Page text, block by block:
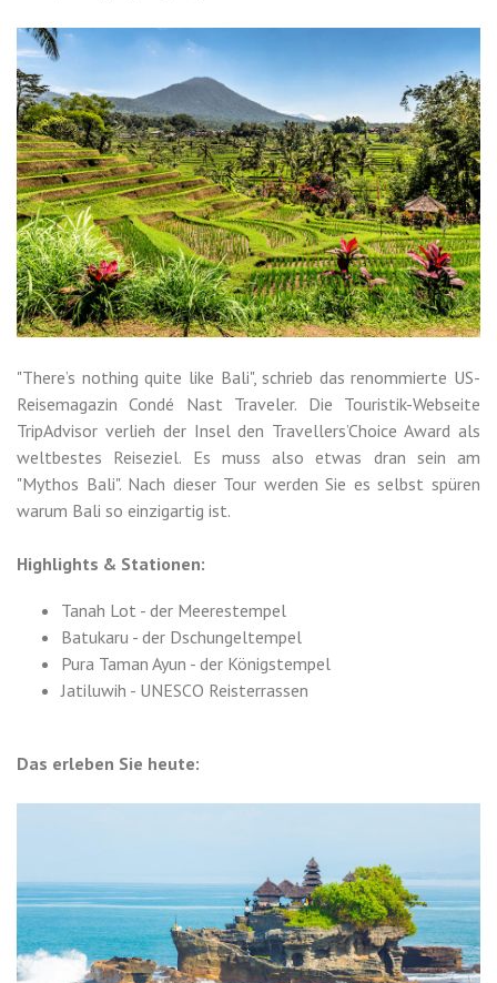
"There’s nothing quite like Bali", schrieb das renommierte US-
Reisemagazin Condé Nast Traveler. Die Touristik-Webseite
TripAdvisor verlieh der Insel den Travellers’Choice Award als
weltbestes Reiseziel. Es muss also etwas dran sein am
"Mythos Bali". Nach dieser Tour werden Sie es selbst spüren
warum Bali so einzigartig ist.
Highlights & Stationen:
Tanah Lot - der Meerestempel
Batukaru - der Dschungeltempel
Pura Taman Ayun - der Königstempel
Jatiluwih - UNESCO Reisterrassen
Das erleben Sie heute: